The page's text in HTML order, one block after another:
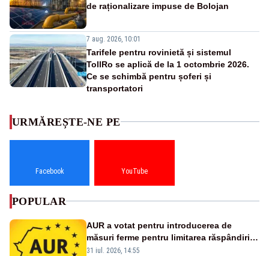
de raționalizare impuse de Bolojan
7 aug. 2026, 10:01
Tarifele pentru rovinietă și sistemul
TollRo se aplică de la 1 octombrie 2026.
Ce se schimbă pentru șoferi și
transportatori
URMĂREȘTE-NE PE
Facebook YouTube
POPULAR
AUR a votat pentru introducerea de
măsuri ferme pentru limitarea răspândirii
virusului pestei porcine africane
31 iul. 2026, 14:55